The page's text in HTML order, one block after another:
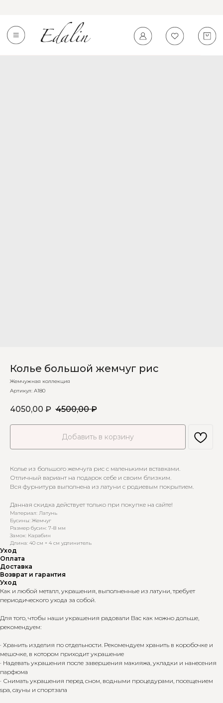
Вернуться
←
Колье большой жемчуг рис
Жемчужная коллекция
Артикул: А180
4050,00 ₽ 4500,00 ₽
Добавить в корзину
Колье из большого жемчуга рис с маленькими вставками.
Отличный вариант на подарок себе и своим близким.
Вся фурнитура выполнена из латуни с родиевым покрытием.
Данная скидка действует только при покупке на сайте!
Материал: Латунь
Бусины: Жемчуг
Размер бусин: 7-8 мм
Замок: Карабин
Длина: 40 см + 4 см удлинитель
Уход
Оплата
Доставка
Возврат и гарантия
Уход
Как и любой металл, украшения, выполненные из латуни, требует
периодического ухода за собой.
Для того, чтобы наши украшения радовали Вас как можно дольше,
рекомендуем:
· Хранить изделия по отдельности. Рекомендуем хранить в коробочке и
мешочке, в котором приходит украшение
· Надевать украшения после завершения макияжа, укладки и нанесения
парфюма
· Снимать украшения перед сном, водными процедурами, посещением
spa, сауны и спортзала